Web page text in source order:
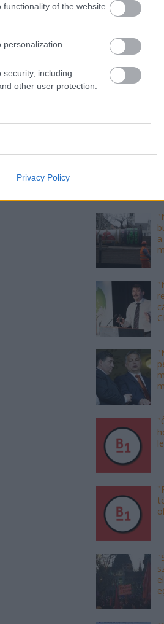
of the website
including
other user protection.
Privacy Policy